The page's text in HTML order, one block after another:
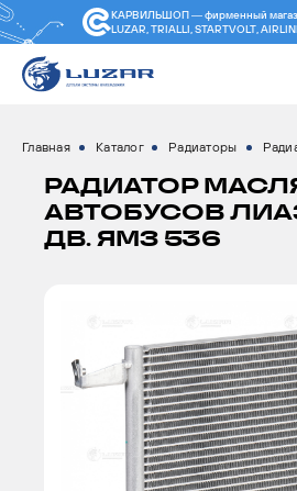
КАРВИЛЬШОП — фирменный
LUZAR, TRIALLI, STARTVOLT,
Главная Каталог Радиаторы
РАДИАТОР
АВТОБУСОВ
ДВ. ЯМЗ 536